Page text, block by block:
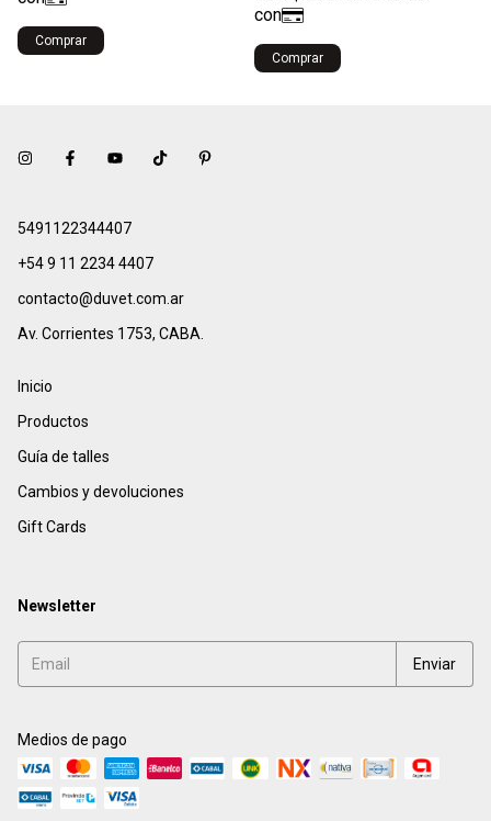
Comprar
Comprar
5491122344407
+54 9 11 2234 4407
contacto@duvet.com.ar
Av. Corrientes 1753, CABA.
Inicio
Productos
Guía de talles
Cambios y devoluciones
Gift Cards
Newsletter
Medios de pago